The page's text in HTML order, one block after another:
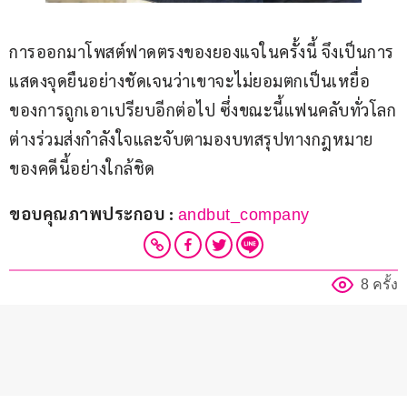
การออกมาโพสต์ฟาดตรงของยองแจในครั้งนี้ จึงเป็นการ
แสดงจุดยืนอย่างชัดเจนว่าเขาจะไม่ยอมตกเป็นเหยื่อ
ของการถูกเอาเปรียบอีกต่อไป ซึ่งขณะนี้แฟนคลับทั่วโลก
ต่างร่วมส่งกำลังใจและจับตามองบทสรุปทางกฎหมาย
ของคดีนี้อย่างใกล้ชิด
ขอบคุณภาพประกอบ : andbut_company
8 ครั้ง